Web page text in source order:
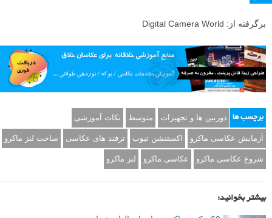
برگرفته از: Digital Camera World
برچسب ها دوربین ها و تجهیزات متوسط نکات آموزشی
آزمایش عکاسی ماکرو اکستنشن تیوب ترفند های عکاسی ساخت لنز ماکرو
شروع عکاسی ماکرو عکاسی ماکرو لنز ماکرو
بیشتر بخوانید: